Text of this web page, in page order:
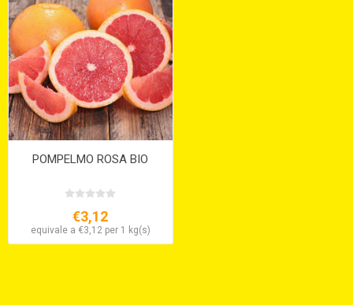
POMPELMO ROSA BIO
€3,12
equivale a €3,12 per 1 kg(s)